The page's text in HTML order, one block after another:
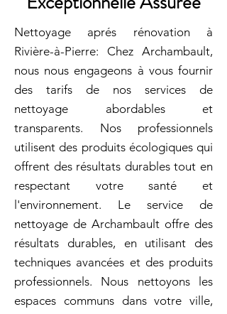
Nettoyage aprés rénovation à
Rivière-à-Pierre: Chez Archambault,
nous nous engageons à vous fournir
des tarifs de nos services de
nettoyage abordables et
transparents. Nos professionnels
utilisent des produits écologiques qui
offrent des résultats durables tout en
respectant votre santé et
l'environnement. Le service de
nettoyage de Archambault offre des
résultats durables, en utilisant des
techniques avancées et des produits
professionnels. Nous nettoyons les
espaces communs dans votre ville,